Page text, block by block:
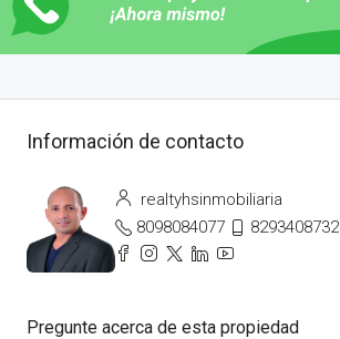
Información de contacto
realtyhsinmobiliaria
8098084077
8293408732
Pregunte acerca de esta propiedad